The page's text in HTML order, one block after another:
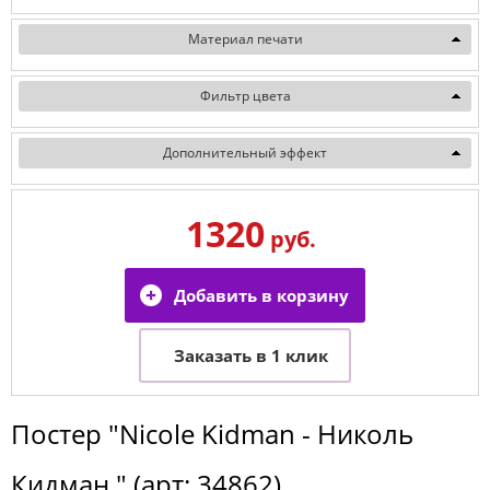
Материал печати
Фильтр цвета
Дополнительный эффект
1320руб.
Постер "Nicole Kidman - Николь